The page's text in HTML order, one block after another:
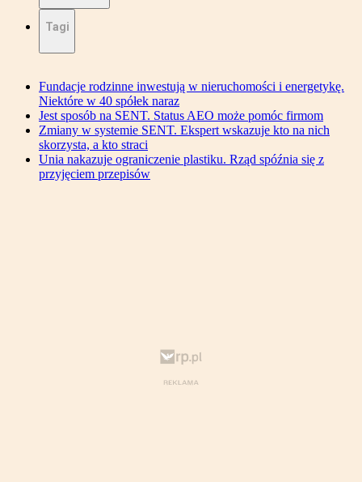
Tagi
Fundacje rodzinne inwestują w nieruchomości i energetykę.
Niektóre w 40 spółek naraz
Jest sposób na SENT. Status AEO może pomóc firmom
Zmiany w systemie SENT. Ekspert wskazuje kto na nich
skorzysta, a kto straci
Unia nakazuje ograniczenie plastiku. Rząd spóźnia się z
przyjęciem przepisów